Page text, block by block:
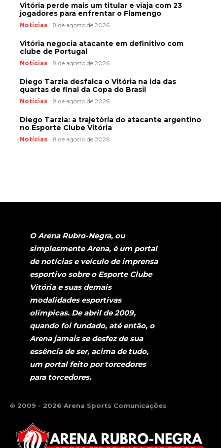
Vitória perde mais um titular e viaja com 23
jogadores para enfrentar o Flamengo
Notícias 8 de agosto de 2026
Vitória negocia atacante em definitivo com
clube de Portugal
Notícias 8 de agosto de 2026
Diego Tarzia desfalca o Vitória na ida das
quartas de final da Copa do Brasil
Notícias 8 de agosto de 2026
Diego Tarzia: a trajetória do atacante argentino
no Esporte Clube Vitória
Notícias 8 de agosto de 2026
O Arena Rubro-Negra, ou
simplesmente Arena, é um portal
de notícias e veículo de imprensa
esportivo sobre o Esporte Clube
Vitória e suas demais
modalidades esportivas
olímpicas. De abril de 2009,
quando foi fundado, até então, o
Arena jamais se desfez de sua
essência de ser, acima de tudo,
um portal feito por torcedores
para torcedores.
© 2009 - 2026 Arena Sports Comunicações